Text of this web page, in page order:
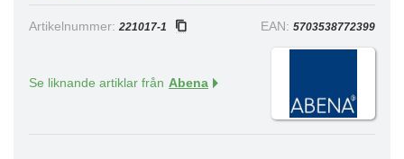
Artikelnummer: 221017-1 EAN: 5703538772399
Se liknande artiklar från Abena